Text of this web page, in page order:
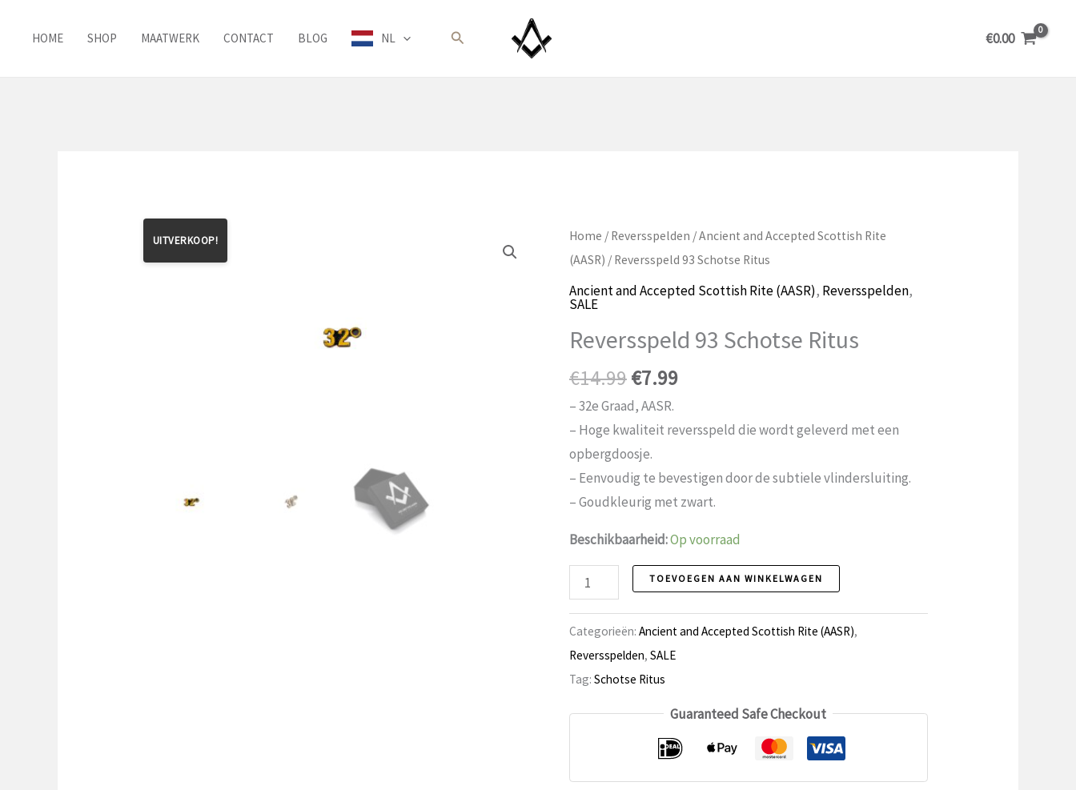
HOME SHOP MAATWERK CONTACT BLOG NL Zoeken €0.00
UITVERKOOP! Home / Reversspelden /Ancient and Accepted Scottish Rite
(AASR) / Reversspeld 93 Schotse Ritus
Ancient and Accepted Scottish Rite (AASR), Reversspelden,
SALE
Reversspeld 93 Schotse Ritus
€14.99Oorspronkelijke
prijs
was:
€14.99.
€7.99Huidige
is:
– 32e Graad, AASR.
– Hoge kwaliteit reversspeld die wordt geleverd met een
opbergdoosje.
– Eenvoudig te bevestigen door de subtiele vlindersluiting.
– Goudkleurig met zwart.
Beschikbaarheid:Op voorraad
Reversspeld
93
Schotse
Ritus
aantal
TOEVOEGEN AAN WINKELWAGEN
Categorieën: Ancient and Accepted Scottish Rite (AASR),
Reversspelden, SALE
Tag: Schotse Ritus
Guaranteed Safe Checkout